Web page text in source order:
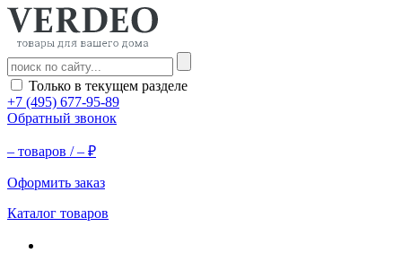
Только в текущем разделе
+7 (495) 677-95-89
Обратный звонок
– товаров /– ₽
Оформить заказ
Каталог товаров